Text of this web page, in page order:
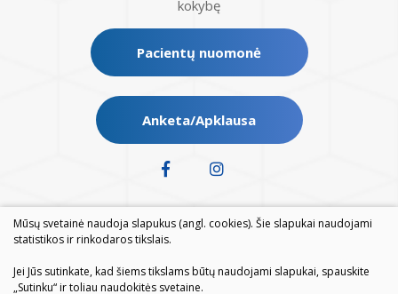
kokybę
Pacientų nuomonė
Anketa/Apklausa
Mūsų svetainė naudoja slapukus (angl. cookies). Šie slapukai naudojami
statistikos ir rinkodaros tikslais.
Jei Jūs sutinkate, kad šiems tikslams būtų naudojami slapukai, spauskite
„Sutinku“ ir toliau naudokitės svetaine.